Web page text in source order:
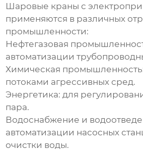
Шаровые краны с
применяются в различных
промышленности:
Нефтегазовая
автоматизации
Химическая
потоками агрессивных сред.
Энергетика: для
пара.
Водоснабжение и
автоматизации насосных
очистки воды.